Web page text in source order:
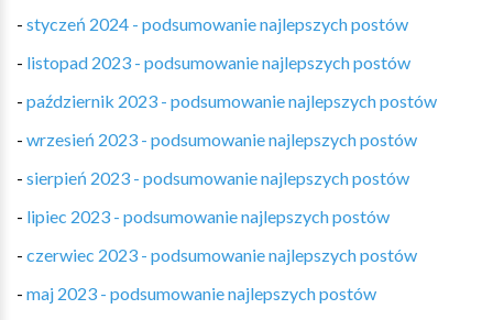
- styczeń 2024 - podsumowanie najlepszych postów
- listopad 2023 - podsumowanie najlepszych postów
- październik 2023 - podsumowanie najlepszych postów
- wrzesień 2023 - podsumowanie najlepszych postów
- sierpień 2023 - podsumowanie najlepszych postów
- lipiec 2023 - podsumowanie najlepszych postów
- czerwiec 2023 - podsumowanie najlepszych postów
- maj 2023 - podsumowanie najlepszych postów